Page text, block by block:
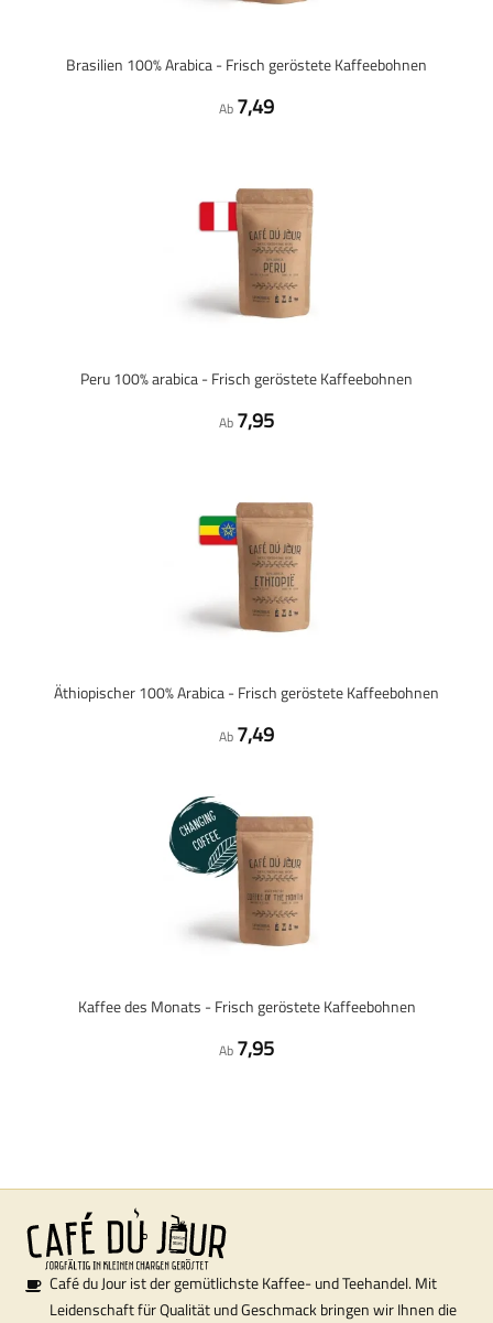
Brasilien 100% Arabica - Frisch geröstete Kaffeebohnen
Ab 7,49
Peru 100% arabica - Frisch geröstete Kaffeebohnen
Ab 7,95
Äthiopischer 100% Arabica - Frisch geröstete Kaffeebohnen
Ab 7,49
Kaffee des Monats - Frisch geröstete Kaffeebohnen
Ab 7,95
Café du Jour ist der gemütlichste Kaffee- und Teehandel. Mit
Leidenschaft für Qualität und Geschmack bringen wir Ihnen die